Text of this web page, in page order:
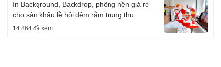
In Background, Backdrop, phông nền giá rẻ
cho sân khấu lễ hội đêm rằm trung thu
14.864 đã xem